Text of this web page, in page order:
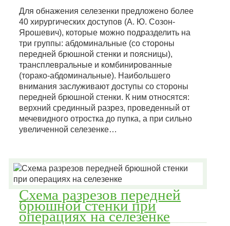
Для обнажения селезенки предложено более
40 хирургических доступов (А. Ю. Созон-
Ярошевич), которые можно подразделить на
три группы: абдоминальные (со стороны
передней брюшной стенки и поясницы),
трансплевральные и комбинированные
(торако-абдоминальные). Наибольшего
внимания заслуживают доступы со стороны
передней брюшной стенки. К ним относятся:
верхний срединный разрез, проведенный от
мечевидного отростка до пупка, а при сильно
увеличенной селезенке…
Схема разрезов передней
брюшной стенки при
операциях на селезенке